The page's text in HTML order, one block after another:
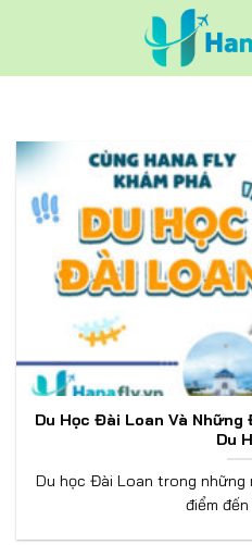
Du Học Đài Loan Và
Du
Du học Đài Loan trong những
điểm đến